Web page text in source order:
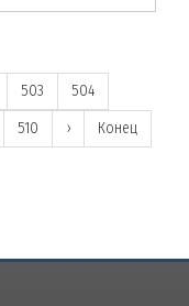
503
504
510 › Конец